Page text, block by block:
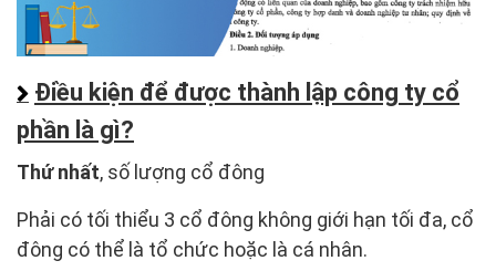
Điều kiện để được thành lập công ty cổ
phần là gì?
Thứ nhất, số lượng cổ đông
Phải có tối thiểu 3 cổ đông không giới hạn tối đa, cổ
đông có thể là tổ chức hoặc là cá nhân.